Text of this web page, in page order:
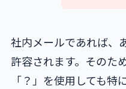
社内メールであれば、
許容されます。そのた
「？」を使用しても特